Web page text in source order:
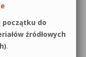
początku do
źródłowych
.